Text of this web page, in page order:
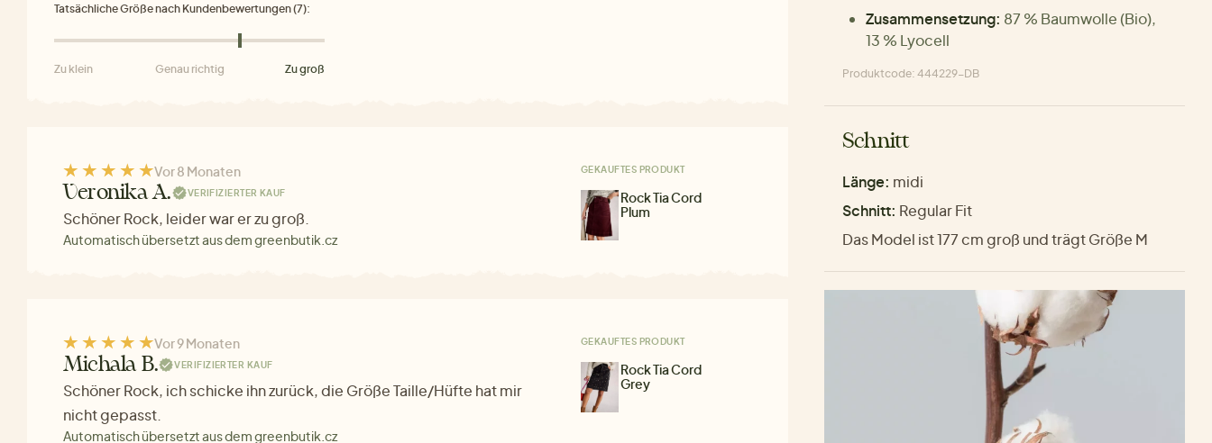
Tatsächliche Größe nach Kundenbewertungen (7):
Zu klein Genau richtig Zu groß
Vor 8 Monaten
Veronika A. VERIFIZIERTER KAUF
Schöner Rock, leider war er zu groß.
Automatisch übersetzt aus dem greenbutik.cz
GEKAUFTES PRODUKT
Rock Tia Cord
Plum
Vor 9 Monaten
Michala B. VERIFIZIERTER KAUF
Schöner Rock, ich schicke ihn zurück, die Größe Taille/Hüfte hat mir
nicht gepasst.
Automatisch übersetzt aus dem greenbutik.cz
GEKAUFTES PRODUKT
Rock Tia Cord
Grey
Zusammensetzung: 87 % Baumwolle (Bio),
13 % Lyocell
Produktcode: 444229-DB
Schnitt
Länge: midi
Schnitt: Regular Fit
Das Model ist 177 cm groß und trägt Größe M